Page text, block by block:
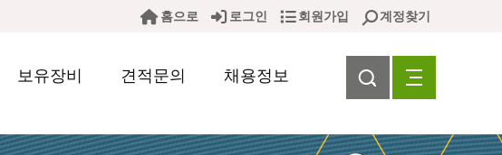
로그인 회원가입 계정찾기
홈으로
보유장비 견적문의 채용정보